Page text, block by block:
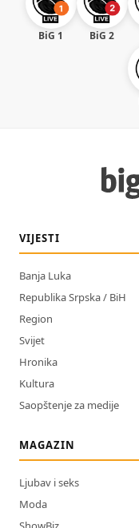
BiG 1 BiG 2
VIJESTI
Banja Luka
Republika Srpska / BiH
Region
Svijet
Hronika
Kultura
Saopštenje za medije
MAGAZIN
Ljubav i seks
Moda